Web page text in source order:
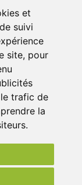
et
suivi
site, pour
trafic de
la